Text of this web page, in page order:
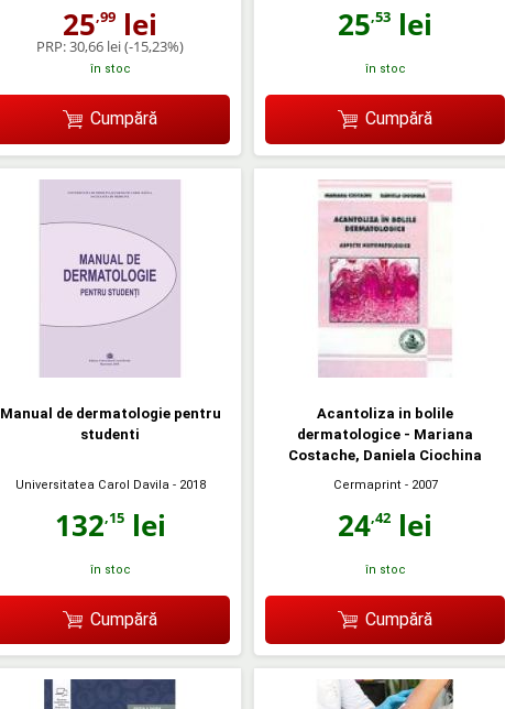
25,99 lei
PRP:30,66 lei(-15,23%)
în stoc
Cumpără
25,53 lei
în stoc
Cumpără
Manual de dermatologie pentru
studenti
Universitatea Carol Davila - 2018
132,15lei
în stoc
Cumpără
Acantoliza in bolile
dermatologice - Mariana
Costache, Daniela Ciochina
Cermaprint - 2007
24,42 lei
în stoc
Cumpără